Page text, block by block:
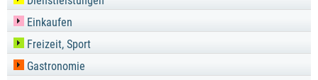
Einkaufen
Freizeit, Sport
Gastronomie